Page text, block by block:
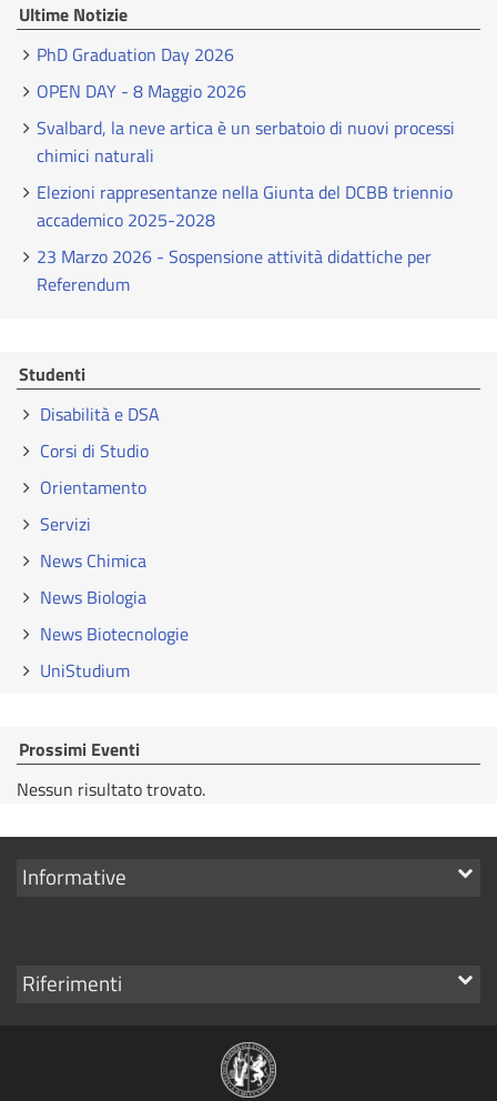
Ultime Notizie
PhD Graduation Day 2026
OPEN DAY - 8 Maggio 2026
Svalbard, la neve artica è un serbatoio di nuovi processi
chimici naturali
Elezioni rappresentanze nella Giunta del DCBB triennio
accademico 2025-2028
23 Marzo 2026 - Sospensione attività didattiche per
Referendum
Studenti
Disabilità e DSA
Corsi di Studio
Orientamento
Servizi
News Chimica
News Biologia
News Biotecnologie
UniStudium
Prossimi Eventi
Nessun risultato trovato.
Mostra
Informative
Mostra
Riferimenti